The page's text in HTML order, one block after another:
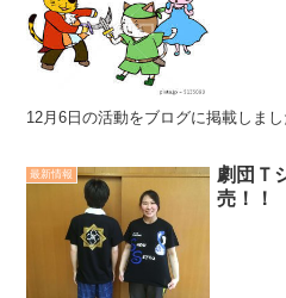
12月6日の活動をブログに掲載しま
最新情報
劇団Ｔ
売！！